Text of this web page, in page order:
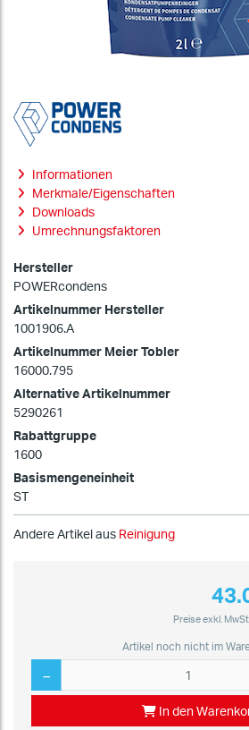
Informationen
Merkmale/Eigenschaften
Downloads
Umrechnungsfaktoren
Hersteller
POWERcondens
Artikelnummer Hersteller
1001906.A
Artikelnummer Meier Tobler
16000.795
Alternative Artikelnummer
5290261
Rabattgruppe
1600
Basismengeneinheit
ST
Andere Artikel aus Reinigung
Preise exkl.
Artikel noch nicht im
In den